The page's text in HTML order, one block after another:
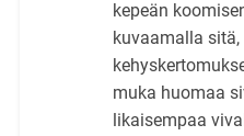
kepeän
kuvaamalla
muka huomaa
likaisempaa